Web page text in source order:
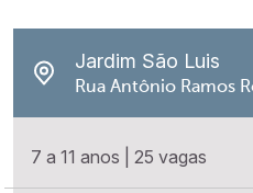
Jardim São Luis
Rua Antônio Ramos
7 a 11 anos 25 vagas